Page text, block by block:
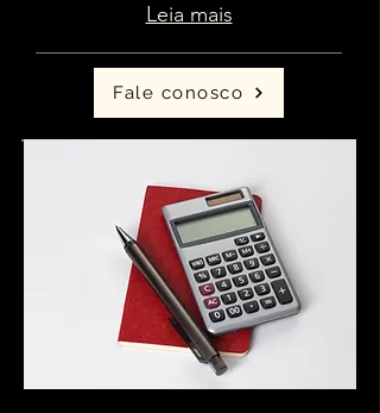
Leia mais
Fale conosco